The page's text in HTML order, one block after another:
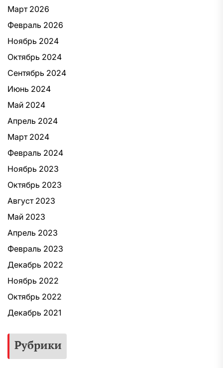
Март 2026
Февраль 2026
Ноябрь 2024
Октябрь 2024
Сентябрь 2024
Июнь 2024
Май 2024
Апрель 2024
Март 2024
Февраль 2024
Ноябрь 2023
Октябрь 2023
Август 2023
Май 2023
Апрель 2023
Февраль 2023
Декабрь 2022
Ноябрь 2022
Октябрь 2022
Декабрь 2021
Рубрики